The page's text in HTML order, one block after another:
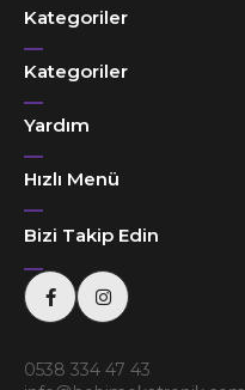
Kategoriler
Kategoriler
Yardım
Hızlı Menü
Bizi Takip Edin
0538 334 47 43